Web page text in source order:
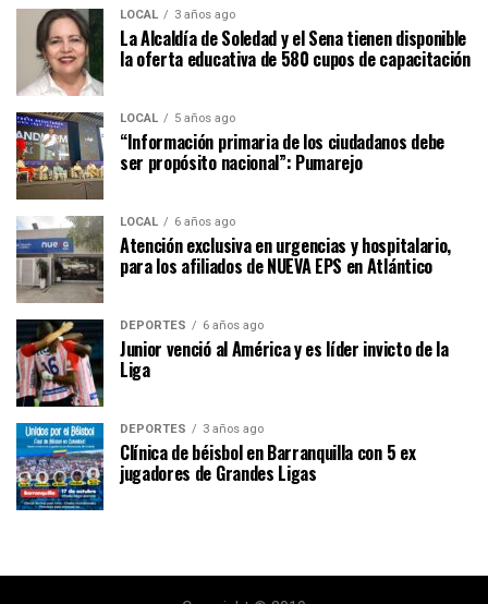
LOCAL 3 años ago
La Alcaldía de Soledad y el Sena tienen disponible
la oferta educativa de 580 cupos de capacitación
LOCAL 5 años ago
“Información primaria de los ciudadanos debe
ser propósito nacional”: Pumarejo
LOCAL 6 años ago
Atención exclusiva en urgencias y hospitalario,
para los afiliados de NUEVA EPS en Atlántico
DEPORTES 6 años ago
Junior venció al América y es líder invicto de la
Liga
DEPORTES 3 años ago
Clínica de béisbol en Barranquilla con 5 ex
jugadores de Grandes Ligas